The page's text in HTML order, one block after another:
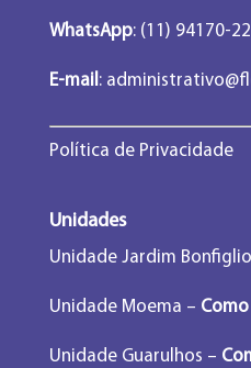
WhatsApp: (11) 94170-
E-mail :
Política de Privacidade
Unidades
Unidade Jardim
Unidade Moema –
Unidade Guarulhos –